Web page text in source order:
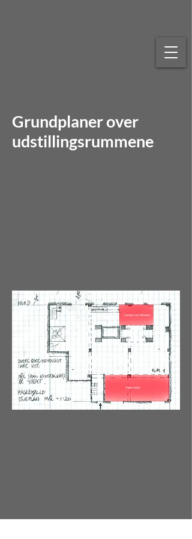
Grundplaner over
udstillingsrummene
Melou
Agnete
Melou
Aske
Aske
mås
ke?